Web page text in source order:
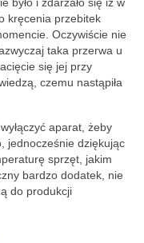
kręcenia przebitek
Oczywiście nie
taka przerwa u
się jej przy
czemu nastąpiła
aparat, żeby
jednocześnie dziękując
sprzęt, jakim
bardzo dodatek, nie
do produkcji